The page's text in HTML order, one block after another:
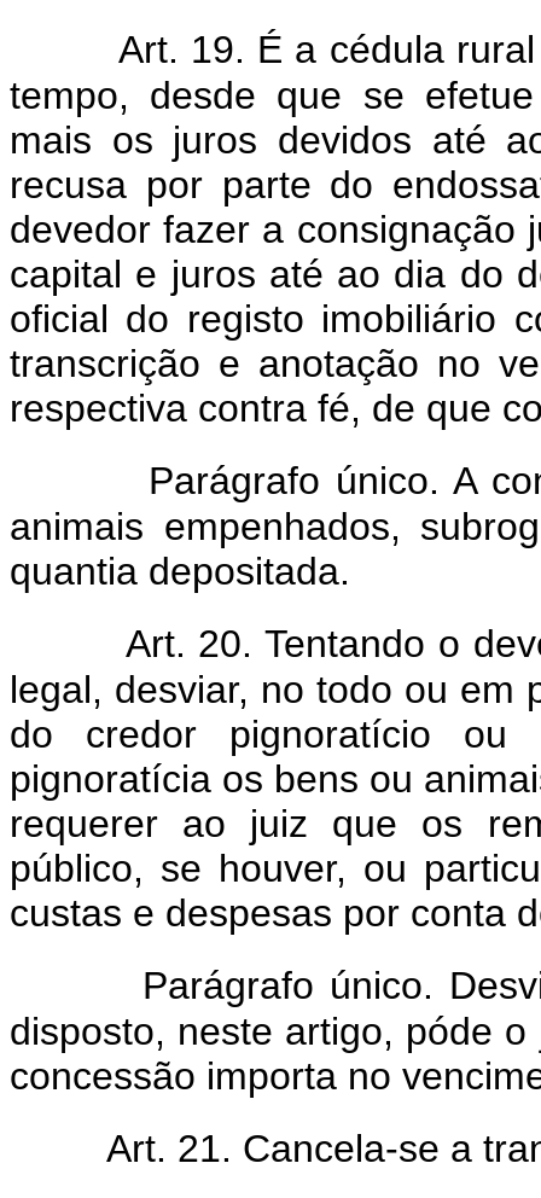
Art. 19. É a cédula
tempo, desde que se
mais os juros devidos até
recusa por parte do
devedor fazer a consignação
capital e juros até ao dia do
oficial do registo imobiliário
transcrição e anotação no
respectiva contra fé, de que
Parágrafo único. A
animais empenhados,
quantia depositada.
Art. 20. Tentando o
legal, desviar, no todo ou em
do credor pignoratício ou
pignoratícia os bens ou
requerer ao juiz que os
público, se houver, ou
custas e despesas por conta
Parágrafo único.
disposto, neste artigo, póde
concessão importa no
Art. 21. Cancela-se a